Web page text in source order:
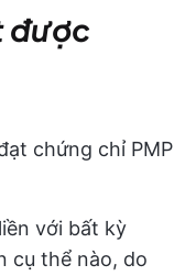
được
chứng chỉ PMP
với bất kỳ
cụ thể nào, do